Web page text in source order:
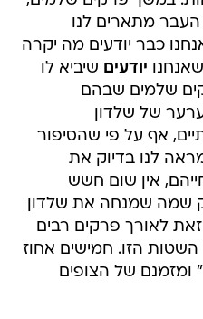
העבר מתארים לנו
כבר יודעים מה יקרה
יודעים שיביא לו
שלמים שבהם
של שלדון
אף על פי שהסיפור
לנו בדיוק את
אין שום חשש
שמה שמנחה את שלדון
זאת לאורך פרקים רבים
השטות הזו. חמישים אחוז
ומזמנם של הצופים